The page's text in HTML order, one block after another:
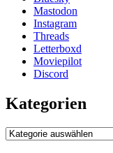
Mastodon
Instagram
Threads
Letterboxd
Moviepilot
Discord
Kategorien
Kategorien